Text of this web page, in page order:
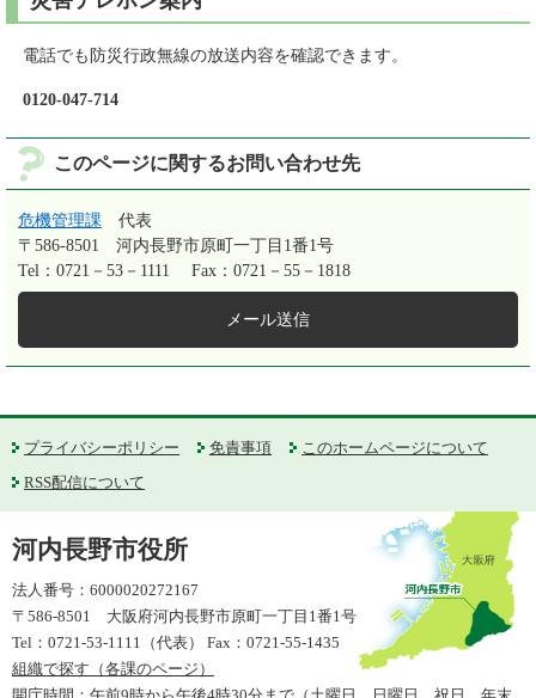
電話でも防災行政無線の放送内容を確認できます。
0120-047-714
このページに関するお問い合わせ先
危機管理課
代表
〒586-8501
河内長野市原町一丁目1番1号
Tel：0721－53－1111
Fax：0721－55－1818
メール送信
プライバシーポリシー 免責事項
このホームページについて
RSS配信について
河内長野市役所
法人番号：6000020272167
〒586-8501 大阪府河内長野市原町一丁目1番1号
Tel：0721-53-1111（代表） Fax：0721-55-1435
組織で探す（各課のページ）